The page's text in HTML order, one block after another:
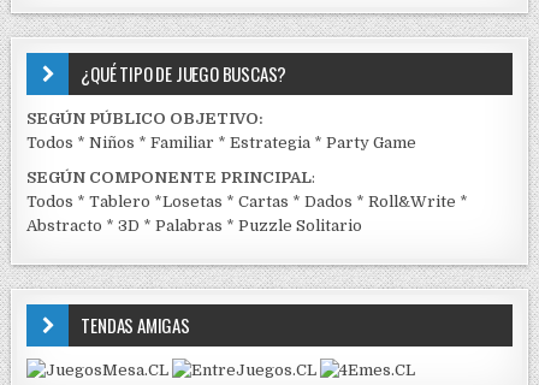
¿QUÉ TIPO DE JUEGO BUSCAS?
SEGÚN PÚBLICO OBJETIVO:
Todos *Niños *Familiar *Estrategia *Party Game
SEGÚN COMPONENTE PRINCIPAL:
Todos *Tablero *Losetas *Cartas *Dados *Roll&Write *
Abstracto *3D *Palabras *Puzzle Solitario
TENDAS AMIGAS